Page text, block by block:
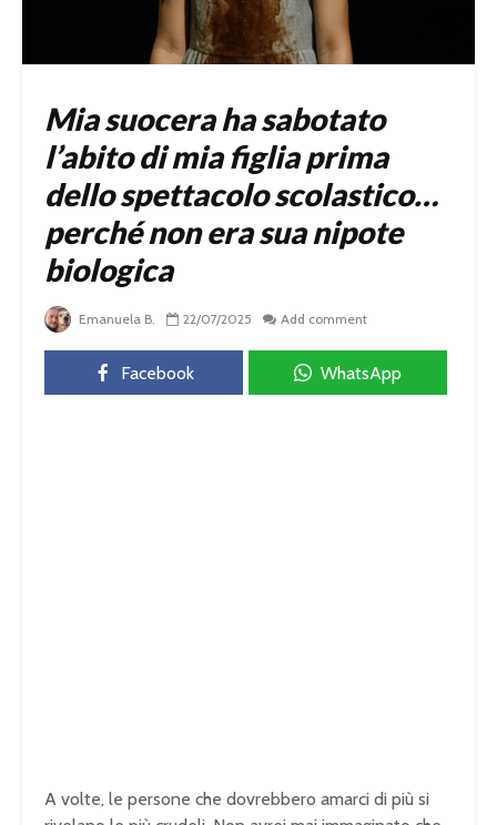
Mia suocera ha sabotato
l’abito di mia figlia prima
dello spettacolo scolastico…
perché non era sua nipote
biologica
Emanuela B. 22/07/2025 Add comment
Facebook WhatsApp
A volte, le persone che dovrebbero amarci di più si